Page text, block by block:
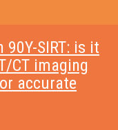
SIRT: is it
CT imaging
accurate